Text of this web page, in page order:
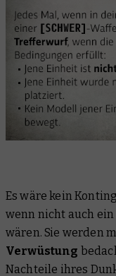
Es wäre kein
wenn nicht auch
wären. Sie werden
Verwüstung
Nachteile ihres